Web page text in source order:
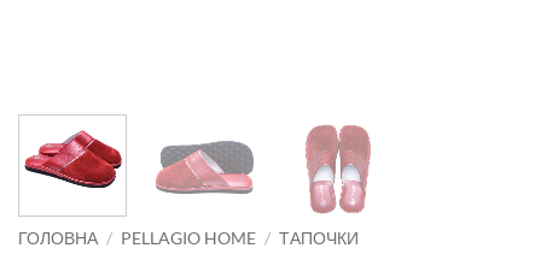
ГОЛОВНА / PELLAGIO HOME / ТАПОЧКИ